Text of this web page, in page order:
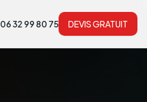
06 32 99 80 75 DEVIS GRATUIT